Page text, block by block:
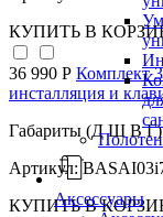
Аксессуары
КУПИТЬ В
36 990 Р Комплект
инсталляция и
Габариты (Д Ш В
Артикул:
КУПИТЬ В